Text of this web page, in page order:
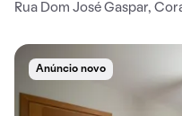
Rua Dom José Gaspar,
Anúncio novo